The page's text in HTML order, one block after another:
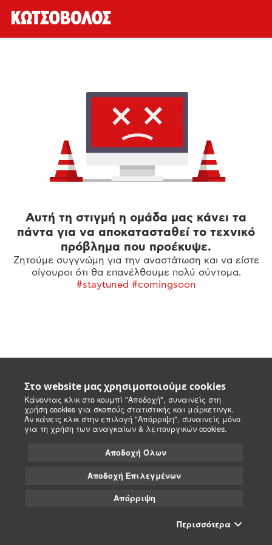
Στο website μας χρησιμοποιούμε cookies
Κάνοντας κλικ στο κουμπί "Αποδοχή", συναινείς στη
χρήση cookies για σκοπούς στατιστικής και μάρκετινγκ.
Αν κάνεις κλικ στην επιλογή "Απόρριψη", συναινείς μόνο
για τη χρήση των αναγκαίων & λειτουργικών cookies.
Αποδοχή Όλων
Αποδοχή Επιλεγμένων
Απόρριψη
Περισσότερα
Αυτή τη στιγμή η ομάδα μας κάνει τα
πάντα για να αποκατασταθεί το τεχνικό
πρόβλημα που προέκυψε.
Ζητούμε συγγνώμη για την αναστάτωση και να είστε
σίγουροι ότι θα επανέλθουμε πολύ σύντομα.
#staytuned #comingsoon